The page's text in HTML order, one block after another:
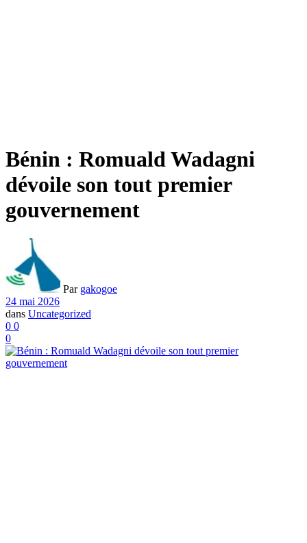
Bénin : Romuald Wadagni
dévoile son tout premier
gouvernement
Par gakogoe
24 mai 2026
dans Uncategorized
0 0
0